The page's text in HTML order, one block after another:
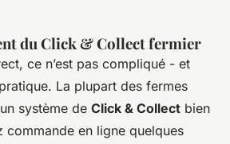
du Click & Collect fermier
ce n’est pas compliqué - et
La plupart des fermes
système de Click & Collect bien
commande en ligne quelques